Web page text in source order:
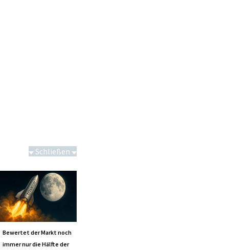
Schließen
Bewertet der Markt noch
immer nur die Hälfte der